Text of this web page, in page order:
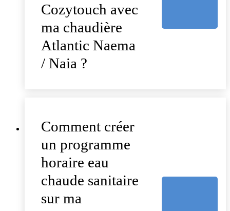
Cozytouch avec
ma chaudière
Atlantic Naema
/ Naia ?
Comment créer
un programme
horaire eau
chaude sanitaire
sur ma